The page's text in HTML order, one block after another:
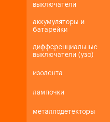
выключатели
аккумуляторы и
батарейки
дифференциальные
выключатели (узо)
изолента
лампочки
металлодетекторы